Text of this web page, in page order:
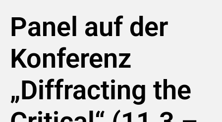
Panel auf der
Konferenz
„Diffracting the